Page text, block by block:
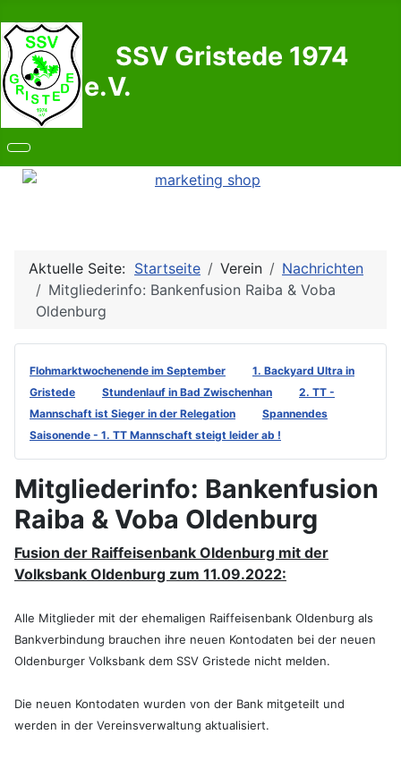
SSV Gristede 1974
e.V.
Aktuelle Seite: Startseite Verein
Nachrichten
Mitgliederinfo: Bankenfusion Raiba & Voba
Oldenburg
Flohmarktwochenende im September
1. Backyard Ultra in
Gristede
Stundenlauf in Bad Zwischenhan
2. TT -
Mannschaft ist Sieger in der Relegation
Spannendes
Saisonende - 1. TT Mannschaft steigt leider ab !
Mitgliederinfo: Bankenfusion
Raiba & Voba Oldenburg
Fusion der Raiffeisenbank Oldenburg mit der
Volksbank Oldenburg zum 11.09.2022:
Alle Mitglieder mit der ehemaligen Raiffeisenbank Oldenburg als
Bankverbindung brauchen ihre neuen Kontodaten bei der neuen
Oldenburger Volksbank dem SSV Gristede nicht melden.
Die neuen Kontodaten wurden von der Bank mitgeteilt und
werden in der Vereinsverwaltung aktualisiert.